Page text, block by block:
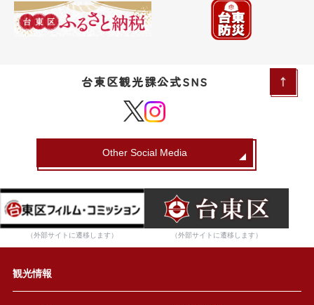
台東区観光課公式SNS
Other Social Media
（外部サイトに遷移します） （外部サイトに遷移します）
観光情報